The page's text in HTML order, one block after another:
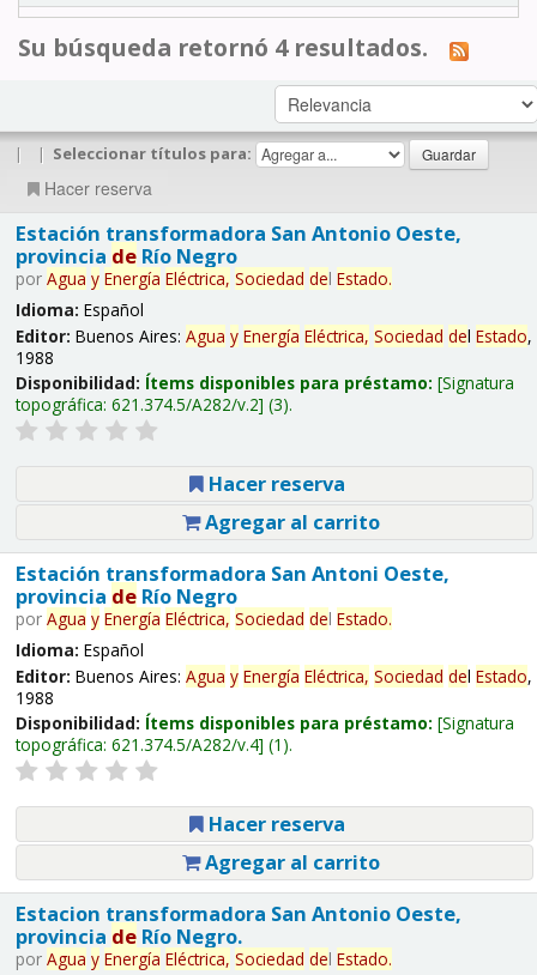
Su búsqueda retornó 4 resultados.
| | Seleccionar títulos para:
Hacer reserva
Estación transformadora San Antonio Oeste,
provincia deRío Negro
por Agua y Energía Eléctrica, Sociedad del Estado.
Idioma: Español
Editor: Buenos Aires: Agua y Energía Eléctrica, Sociedad del Estado,
1988
Disponibilidad: Ítems disponibles para préstamo: Signatura
topográfica: 621.374.5/A282/v.2 (3).
Hacer reserva
Agregar al carrito
Estación transformadora San Antoni Oeste,
provincia deRío Negro
por Agua y Energía Eléctrica, Sociedad del Estado.
Idioma: Español
Editor: Buenos Aires: Agua y Energía Eléctrica, Sociedad del Estado,
1988
Disponibilidad: Ítems disponibles para préstamo: Signatura
topográfica: 621.374.5/A282/v.4 (1).
Hacer reserva
Agregar al carrito
Estacion transformadora San Antonio Oeste,
provincia deRío Negro.
por Agua y Energía Eléctrica, Sociedad del Estado.